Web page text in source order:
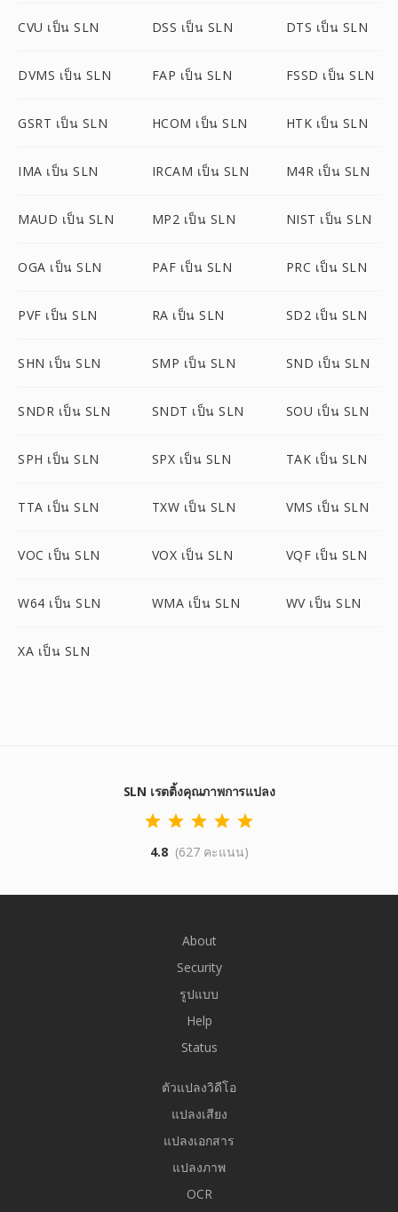
CVU เป็น SLN DSS เป็น SLN DTS เป็น SLN
DVMS เป็น SLN FAP เป็น SLN FSSD เป็น SLN
GSRT เป็น SLN HCOM เป็น SLN HTK เป็น SLN
IMA เป็น SLN IRCAM เป็น SLN M4R เป็น SLN
MAUD เป็น SLN MP2 เป็น SLN NIST เป็น SLN
OGA เป็น SLN PAF เป็น SLN PRC เป็น SLN
PVF เป็น SLN RA เป็น SLN SD2 เป็น SLN
SHN เป็น SLN SMP เป็น SLN SND เป็น SLN
SNDR เป็น SLN SNDT เป็น SLN SOU เป็น SLN
SPH เป็น SLN SPX เป็น SLN TAK เป็น SLN
TTA เป็น SLN TXW เป็น SLN VMS เป็น SLN
VOC เป็น SLN VOX เป็น SLN VQF เป็น SLN
W64 เป็น SLN WMA เป็น SLN WV เป็น SLN
XA เป็น SLN
SLN เรตติ้งคุณภาพการแปลง
4.8 (627 คะแนน)
About
Security
รูปแบบ
Help
Status
ตัวแปลงวิดีโอ
แปลงเสียง
แปลงเอกสาร
แปลงภาพ
OCR